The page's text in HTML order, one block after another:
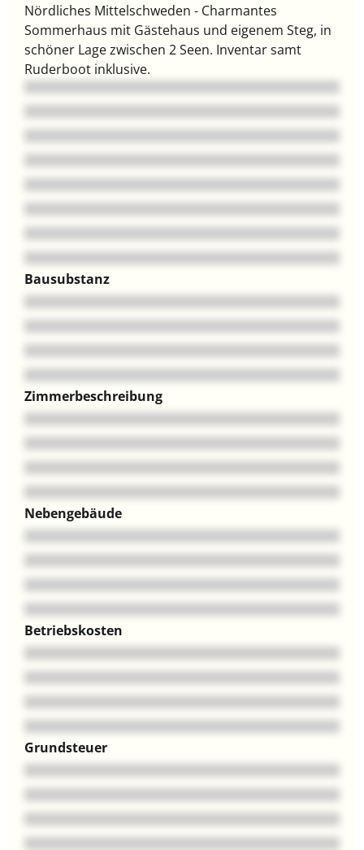
Nördliches Mittelschweden - Charmantes
Sommerhaus mit Gästehaus und eigenem Steg, in
schöner Lage zwischen 2 Seen. Inventar samt
Ruderboot inklusive.
Bausubstanz
Zimmerbeschreibung
Nebengebäude
Betriebskosten
Grundsteuer